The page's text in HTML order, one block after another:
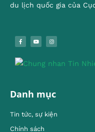
du lịch quốc gia của
Danh mục
Tin tức, sự kiện
Chính sách